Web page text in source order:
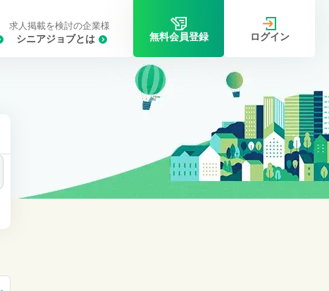
シニアジョブとは
求人掲載を検討の企業様
無料会員登録 ログイン